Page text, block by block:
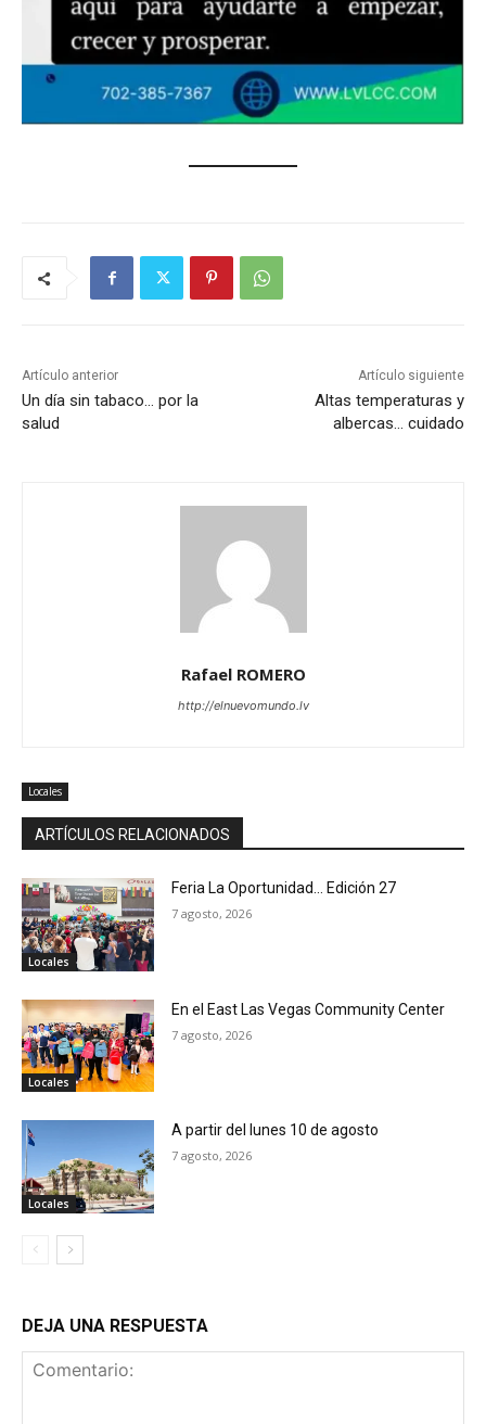
Artículo anterior
Un día sin tabaco… por la
salud
Artículo siguiente
Altas temperaturas y
albercas… cuidado
Rafael ROMERO
http://elnuevomundo.lv
Locales
ARTÍCULOS RELACIONADOS
Locales
Feria La Oportunidad… Edición 27
7 agosto, 2026
Locales
En el East Las Vegas Community Center
7 agosto, 2026
Locales
A partir del lunes 10 de agosto
7 agosto, 2026
DEJA UNA RESPUESTA